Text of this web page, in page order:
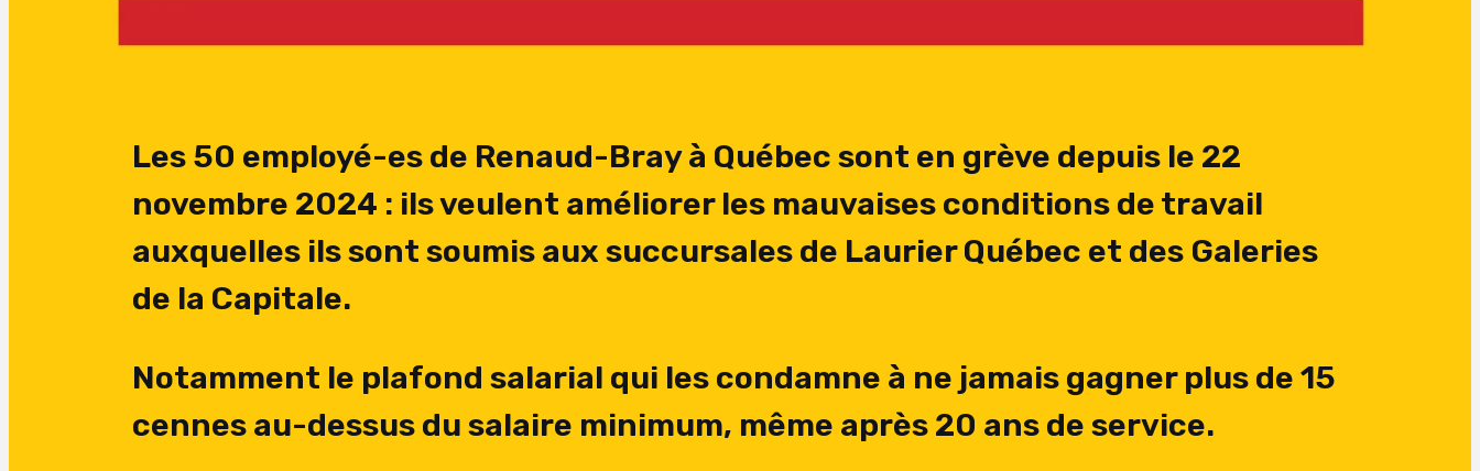
Les 50 employé-es de Renaud-Bray à Québec sont en grève depuis le 22
novembre 2024 : ils veulent améliorer les mauvaises conditions de travail
auxquelles ils sont soumis aux succursales de Laurier Québec et des Galeries
de la Capitale.
Notamment le plafond salarial qui les condamne à ne jamais gagner plus de 15
cennes au-dessus du salaire minimum, même après 20 ans de service.